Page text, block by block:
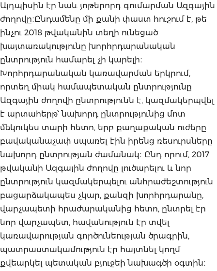
Այդպիսին էր նաև յոթերորդ գումարման Ազգային
ժողովը։Ընդամենը մի քանի փաստ հուշում է, թե
ինչու 2018 թվականին տեղի ունեցած
խայտառակությունը խորհրդարանական
ընտրություն համարել չի կարելի։
Խորհրդարանական կառավարման երկրում,
որտեղ միակ համապետական ընտրությունը
Ազգային ժողովի ընտրությունն է, կազմակերպվել
է արտահերթ՝ նախորդ ընտրությունից մոտ
մեկուկես տարի հետո, երբ քաղաքական ուժերը
բավականաչափ սպառել էին իրենց ռեսուրսները
նախորդ ընտրության ժամանակ։ Ընդ որում, 2017
թվականի Ազգային ժողովը լուծարելու և նոր
ընտրություն կազմակերպելու անհրաժեշտություն
բացարձակապես չկար, քանզի խորհրդարանը,
վարչապետի հրաժարականից հետո, ընտրել էր
նոր վարչապետ, հավանություն էր տվել
կառավարության գործունեության ծրագրին,
պատրաստակամություն էր հայտնել կողմ
քվեարկել պետական բյուջեի նախագծի օգտին։